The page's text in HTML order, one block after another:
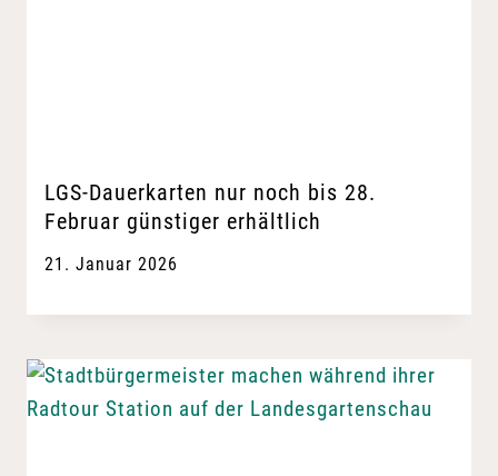
LGS-Dauerkarten nur noch bis 28.
Februar günstiger erhältlich
21. Januar 2026